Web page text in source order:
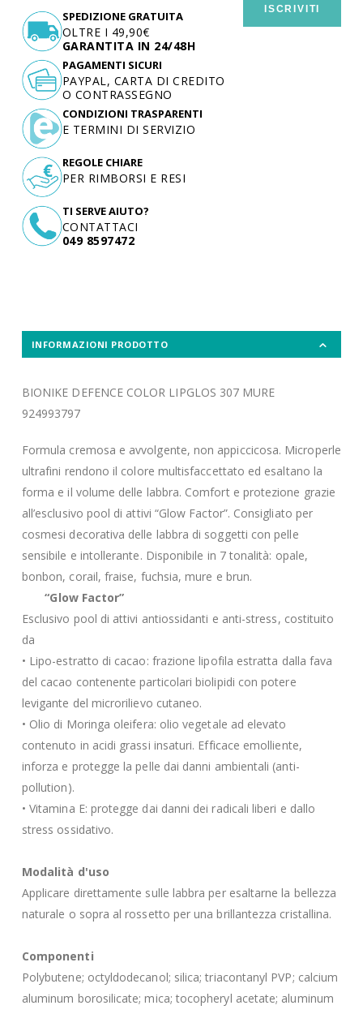
ISCRIVITI
SPEDIZIONE GRATUITA
OLTRE I 49,90€
GARANTITA IN 24/48H
TI SERVE AIUTO?
CONTATTACI
049 8597472
PAGAMENTI SICURI
PAYPAL, CARTA DI CREDITO
O CONTRASSEGNO
CONDIZIONI TRASPARENTI
E TERMINI DI SERVIZIO
REGOLE CHIARE
PER RIMBORSI E RESI
INFORMAZIONI PRODOTTO
BIONIKE DEFENCE COLOR LIPGLOS 307 MURE
924993797
Formula cremosa e avvolgente, non appiccicosa. Microperle
ultrafini rendono il colore multisfaccettato ed esaltano la
forma e il volume delle labbra. Comfort e protezione grazie
all’esclusivo pool di attivi “Glow Factor”. Consigliato per
cosmesi decorativa delle labbra di soggetti con pelle
sensibile e intollerante. Disponibile in 7 tonalità: opale,
bonbon, corail, fraise, fuchsia, mure e brun.
“Glow Factor”
Esclusivo pool di attivi antiossidanti e anti-stress, costituito
da
• Lipo-estratto di cacao: frazione lipofila estratta dalla fava
del cacao contenente particolari biolipidi con potere
levigante del microrilievo cutaneo.
• Olio di Moringa oleifera: olio vegetale ad elevato
contenuto in acidi grassi insaturi. Efficace emolliente,
inforza e protegge la pelle dai danni ambientali (anti-
pollution).
• Vitamina E: protegge dai danni dei radicali liberi e dallo
stress ossidativo.
Modalità d'uso
Applicare direttamente sulle labbra per esaltarne la bellezza
naturale o sopra al rossetto per una brillantezza cristallina.
Componenti
Polybutene; octyldodecanol; silica; triacontanyl PVP; calcium
aluminum borosilicate; mica; tocopheryl acetate; aluminum